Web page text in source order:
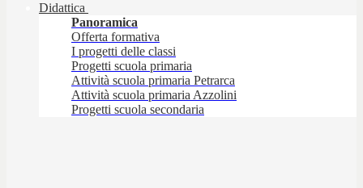
Didattica
Panoramica
Offerta formativa
I progetti delle classi
Progetti scuola primaria
Attività scuola primaria Petrarca
Attività scuola primaria Azzolini
Progetti scuola secondaria